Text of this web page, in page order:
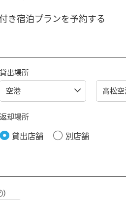
き宿泊プランを予約する
貸出場所
返却場所
貸出店舗 別店舗
）